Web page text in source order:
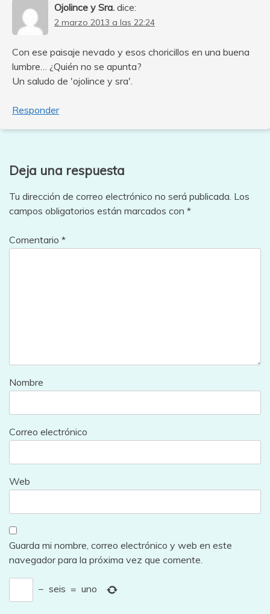
Ojolince y Sra. dice:
2 marzo 2013 a las 22:24
Con ese paisaje nevado y esos choricillos en una buena
lumbre… ¿Quién no se apunta?
Un saludo de 'ojolince y sra'.
Responder
Deja una respuesta
Tu dirección de correo electrónico no será publicada. Los
campos obligatorios están marcados con *
Comentario *
Nombre
Correo electrónico
Web
Guarda mi nombre, correo electrónico y web en este
navegador para la próxima vez que comente.
− seis = uno